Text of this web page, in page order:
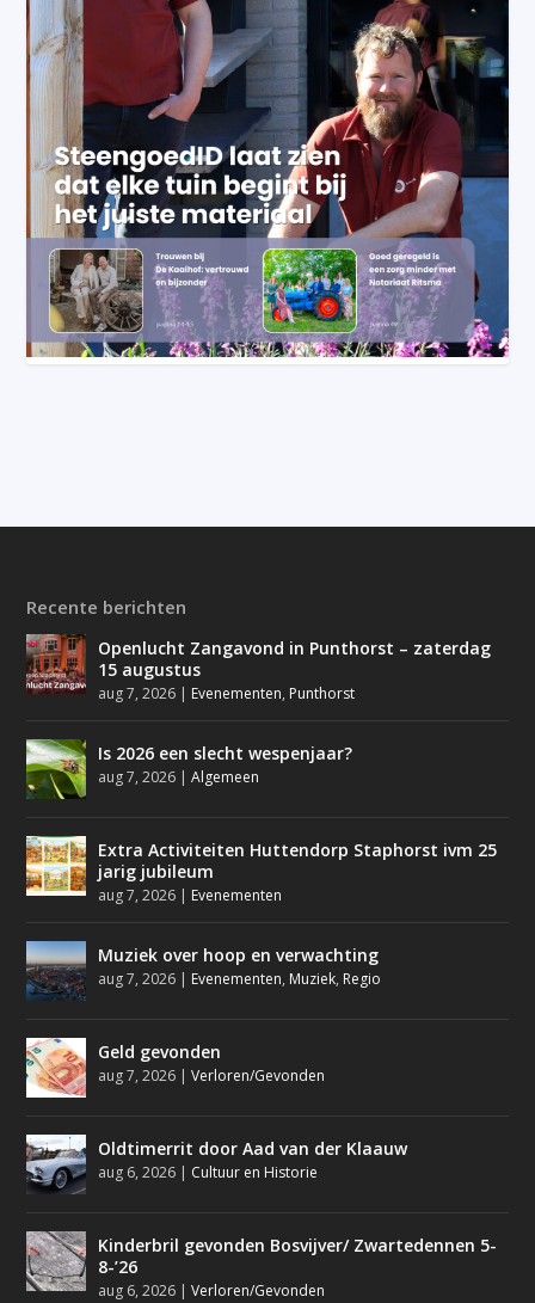
Recente berichten
Openlucht Zangavond in Punthorst – zaterdag
15 augustus
aug 7, 2026 | Evenementen, Punthorst
Is 2026 een slecht wespenjaar?
aug 7, 2026 |Algemeen
Extra Activiteiten Huttendorp Staphorst ivm 25
jarig jubileum
aug 7, 2026 | Evenementen
Muziek over hoop en verwachting
aug 7, 2026 | Evenementen, Muziek, Regio
Geld gevonden
aug 7, 2026 |Verloren/Gevonden
Oldtimerrit door Aad van der Klaauw
aug 6, 2026 | Cultuur en Historie
Kinderbril gevonden Bosvijver/ Zwartedennen 5-
8-’26
aug 6, 2026 |Verloren/Gevonden